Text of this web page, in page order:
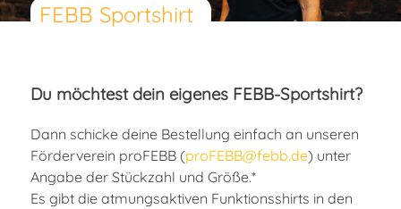
FEBB Sportshirt
Du möchtest dein eigenes FEBB-Sportshirt?
Dann schicke deine Bestellung einfach an unseren
Förderverein proFEBB (proFEBB@febb.de) unter
Angabe der Stückzahl und Größe.*
Es gibt die atmungsaktiven Funktionsshirts in den